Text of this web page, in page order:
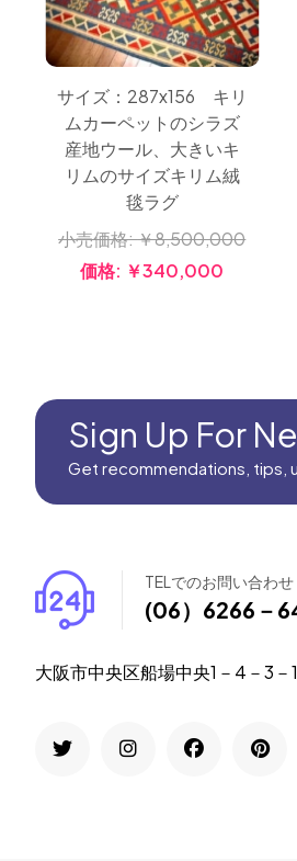
サイズ：287x156 キリ
ムカーペットのシラズ
産地ウール、大きいキ
リムのサイズキリム絨
毯ラグ
小売価格:￥8,500,000
価格: ￥340,000
Sign Up For
Get recommendations, tips,
TELでのお問い合わ
(06）6266－
大阪市中央区船場中央1－4－3